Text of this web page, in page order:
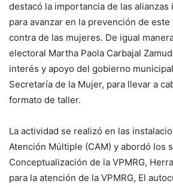
destacó la importancia de las
para avanzar en la prevención de
contra de las mujeres. De igual
electoral Martha Paola Carbajal
interés y apoyo del gobierno
Secretaría de la Mujer, para llevar a
formato de taller.
La actividad se realizó en las
Atención Múltiple (CAM) y abordó los
Conceptualización de la VPMRG,
para la atención de la VPMRG, El